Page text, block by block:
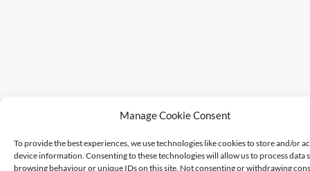
Manage Cookie Consent
To provide the best experiences, we use technologies like cookies to store and/or
device information. Consenting to these technologies will allow us to process data
browsing behaviour or unique IDs on this site. Not consenting or withdrawing